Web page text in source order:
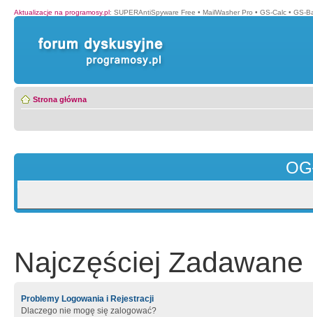
Aktualizacje na programosy.pl: SUPERAntiSpyware Free • MailWasher Pro • GS-Calc • GS-
Strona główna
Najczęściej Zadawane
Problemy Logowania i Rejestracji
Dlaczego nie mogę się zalogować?